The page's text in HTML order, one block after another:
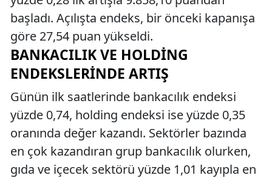
başladı. Açılışta endeks, bir önceki kapanışa
göre 27,54 puan yükseldi.
BANKACILIK VE HOLDING
ENDEKSLERINDE ARTIŞ
Günün ilk saatlerinde bankacılık endeksi
yüzde 0,74, holding endeksi ise yüzde 0,35
oranında değer kazandı. Sektörler bazında
en çok kazandıran grup bankacılık olurken,
gıda ve içecek sektörü yüzde 1,01 kayıpla en